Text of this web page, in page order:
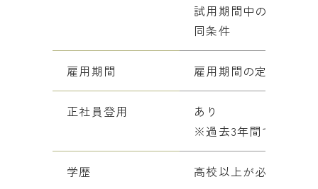
試用期間中の労働条件
同条件
雇用期間 雇用期間の定めあり
正社員登用
あり
※過去3年間で正社員
学歴 高校以上が必須